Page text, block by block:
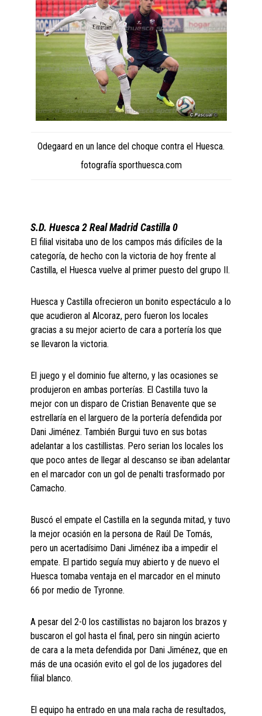
Odegaard en un lance del choque contra el Huesca.
fotografía sporthuesca.com
S.D. Huesca 2 Real Madrid Castilla 0
El filial visitaba uno de los campos más difíciles de la
categoría, de hecho con la victoria de hoy frente al
Castilla, el Huesca vuelve al primer puesto del grupo II.
Huesca y Castilla ofrecieron un bonito espectáculo a lo
que acudieron al Alcoraz, pero fueron los locales
gracias a su mejor acierto de cara a portería los que
se llevaron la victoria.
El juego y el dominio fue alterno, y las ocasiones se
produjeron en ambas porterías. El Castilla tuvo la
mejor con un disparo de Cristian Benavente que se
estrellaría en el larguero de la portería defendida por
Dani Jiménez. También Burgui tuvo en sus botas
adelantar a los castillistas. Pero serian los locales los
que poco antes de llegar al descanso se iban adelantar
en el marcador con un gol de penalti trasformado por
Camacho.
Buscó el empate el Castilla en la segunda mitad, y tuvo
la mejor ocasión en la persona de Raúl De Tomás,
pero un acertadísimo Dani Jiménez iba a impedir el
empate. El partido seguía muy abierto y de nuevo el
Huesca tomaba ventaja en el marcador en el minuto
66 por medio de Tyronne.
A pesar del 2-0 los castillistas no bajaron los brazos y
buscaron el gol hasta el final, pero sin ningún acierto
de cara a la meta defendida por Dani Jiménez, que en
más de una ocasión evito el gol de los jugadores del
filial blanco.
El equipo ha entrado en una mala racha de resultados,